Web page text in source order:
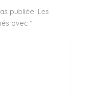
publiée. Les
avec*